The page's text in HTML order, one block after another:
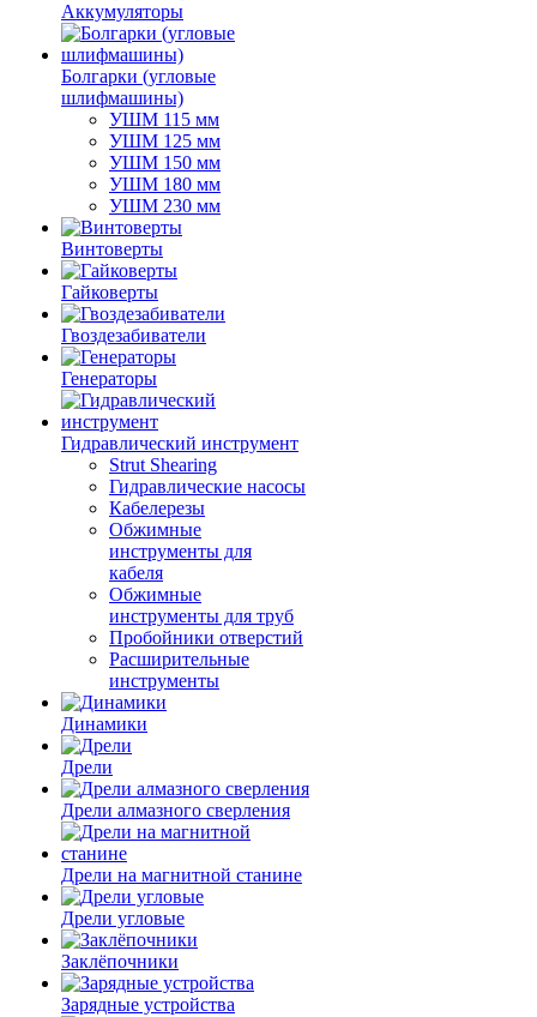
Аккумуляторы
Болгарки (угловые
шлифмашины)
УШМ 115 мм
УШМ 125 мм
УШМ 150 мм
УШМ 180 мм
УШМ 230 мм
Винтоверты
Гайковерты
Гвоздезабиватели
Генераторы
Гидравлический инструмент
Strut Shearing
Гидравлические насосы
Кабелерезы
Обжимные
инструменты для
кабеля
Обжимные
инструменты для труб
Пробойники отверстий
Расширительные
инструменты
Динамики
Дрели
Дрели алмазного сверления
Дрели на магнитной станине
Дрели угловые
Заклёпочники
Зарядные устройства